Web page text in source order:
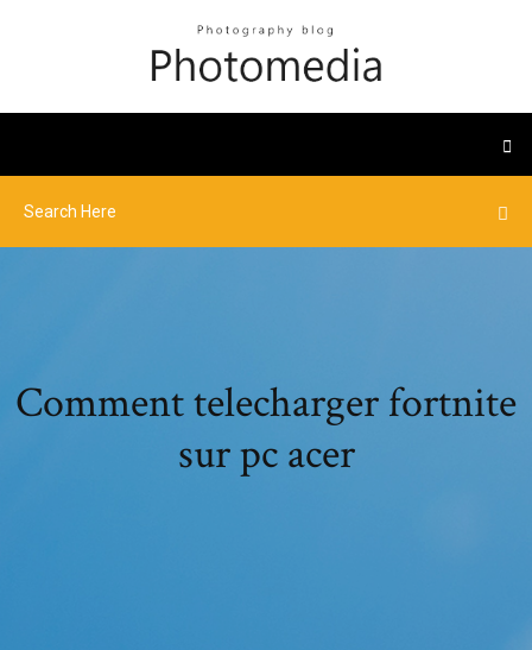
Comment telecharger fortnite
sur pc acer